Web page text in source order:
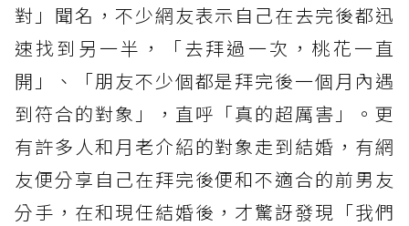
對」聞名，不少網友表示自己在去完後都迅
速找到另一半，「去拜過一次，桃花一直
開」、「朋友不少個都是拜完後一個月內遇
到符合的對象」，直呼「真的超厲害」。更
有許多人和月老介紹的對象走到結婚，有網
友便分享自己在拜完後便和不適合的前男友
分手，在和現任結婚後，才驚訝發現「我們